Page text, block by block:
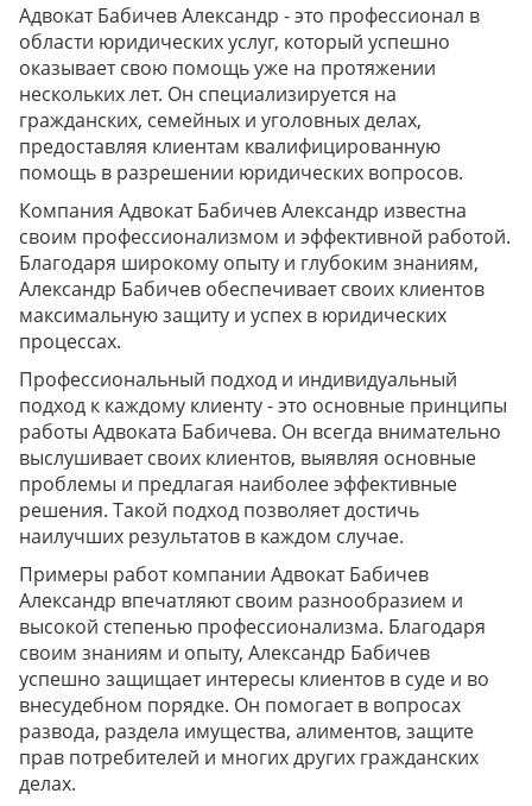
Адвокат Бабичев Александр - это профессионал в
области юридических услуг, который успешно
оказывает свою помощь уже на протяжении
нескольких лет. Он специализируется на
гражданских, семейных и уголовных делах,
предоставляя клиентам квалифицированную
помощь в разрешении юридических вопросов.
Компания Адвокат Бабичев Александр известна
своим профессионализмом и эффективной работой.
Благодаря широкому опыту и глубоким знаниям,
Александр Бабичев обеспечивает своих клиентов
максимальную защиту и успех в юридических
процессах.
Профессиональный подход и индивидуальный
подход к каждому клиенту - это основные принципы
работы Адвоката Бабичева. Он всегда внимательно
выслушивает своих клиентов, выявляя основные
проблемы и предлагая наиболее эффективные
решения. Такой подход позволяет достичь
наилучших результатов в каждом случае.
Примеры работ компании Адвокат Бабичев
Александр впечатляют своим разнообразием и
высокой степенью профессионализма. Благодаря
своим знаниям и опыту, Александр Бабичев
успешно защищает интересы клиентов в суде и во
внесудебном порядке. Он помогает в вопросах
развода, раздела имущества, алиментов, защите
прав потребителей и многих других гражданских
делах.